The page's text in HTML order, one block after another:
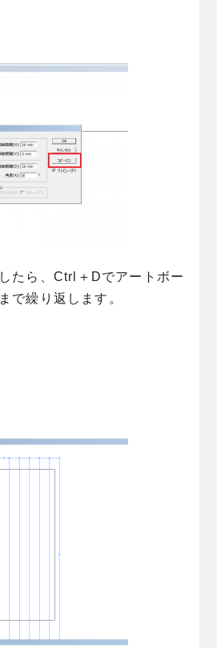
たら、Ctrl＋Dでアートボー
で繰り返します。